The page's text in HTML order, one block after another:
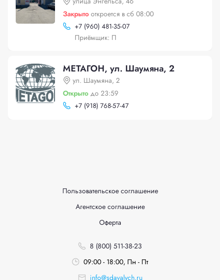
Закрыто откроется в сб 08:00
+7 (960) 481-35-07
Приёмщик: П
МЕТАГОН, ул. Шаумяна, 2
ул. Шаумяна, 2
Открыто до 23:59
+7 (918) 768-57-47
Пользовательское соглашение
Агентское соглашение
Оферта
8 (800) 511-38-23
09:00 - 18:00, Пн - Пт
info@sdavalych.ru